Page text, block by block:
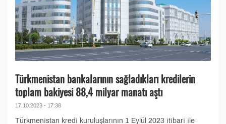
Türkmenistan bankalarının sağladıkları kredilerin
toplam bakiyesi 88,4 milyar manatı aştı
17.10.2023 - 17:38
Türkmenistan kredi kuruluşlarının 1 Eylül 2023 itibari ile